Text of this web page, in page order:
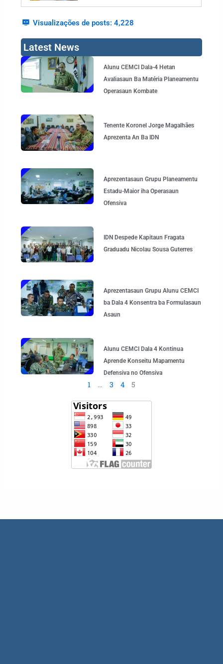
Visualizações de posts: 4,228
Latest News
Alunu CEMCI Dala-4 Hetan
Avaliasaun Ba Matéria Planeamentu
Operasaun Kombate
Tenente Koronel Jorge Magalhães
Aprezenta An Ba IDN
Aprezentasaun Grupu Planeamentu
Estadu-Maior iha Operasaun
Ofensiva
IDN Despede Kapitaun Fragata
Graduadu Nicolau Sousa Guterres
Aprezentasaun Grupu Alunu CEMCI
ba Dala 4 Konsentra ba Formulasaun
Asaun
Alunu CEMCI Dala 4 Kontinua
Aprende Konseitu Mapamentu
Defensiva no Ofensiva
Page
1 … 3 4 5